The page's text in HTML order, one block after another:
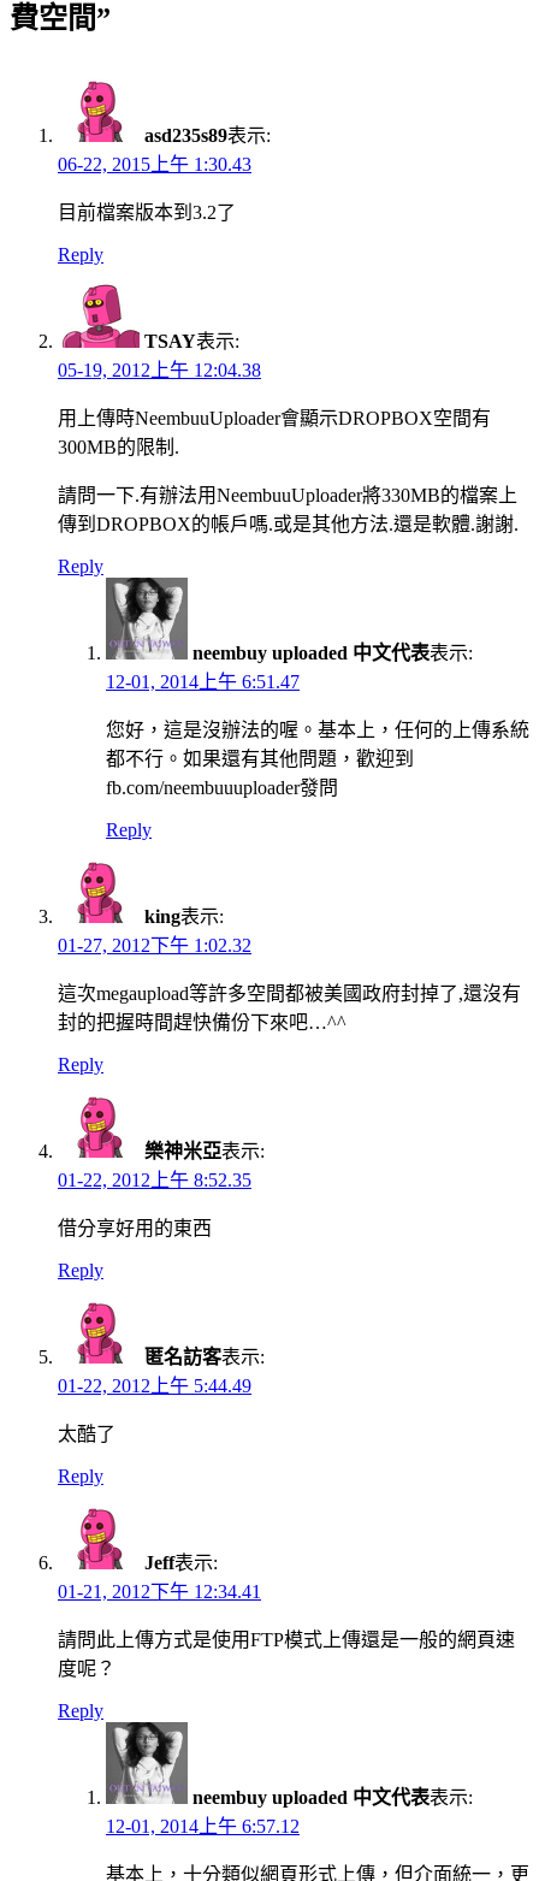
費空間”
asd235s89表示:
06-22, 2015上午 1:30.43
目前檔案版本到3.2了
Reply
TSAY表示:
05-19, 2012上午 12:04.38
用上傳時NeembuuUploader會顯示DROPBOX空間有
300MB的限制.
請問一下.有辦法用NeembuuUploader將330MB的檔案上
傳到DROPBOX的帳戶嗎.或是其他方法.還是軟體.謝謝.
Reply
neembuy uploaded 中文代表表示:
12-01, 2014上午 6:51.47
您好，這是沒辦法的喔。基本上，任何的上傳系統
都不行。如果還有其他問題，歡迎到
fb.com/neembuuuploader發問
Reply
king表示:
01-27, 2012下午 1:02.32
這次megaupload等許多空間都被美國政府封掉了,還沒有
封的把握時間趕快備份下來吧…^^
Reply
樂神米亞表示:
01-22, 2012上午 8:52.35
借分享好用的東西
Reply
匿名訪客表示:
01-22, 2012上午 5:44.49
太酷了
Reply
Jeff表示:
01-21, 2012下午 12:34.41
請問此上傳方式是使用FTP模式上傳還是一般的網頁速
度呢？
Reply
neembuy uploaded 中文代表表示:
12-01, 2014上午 6:57.12
基本上，十分類似網頁形式上傳，但介面統一，更